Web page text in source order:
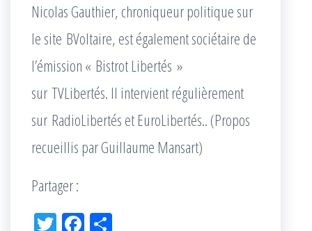
Nicolas Gauthier, chroniqueur politique sur
le site BVoltaire, est également sociétaire de
l’émission « Bistrot Libertés »
sur TVLibertés. Il intervient régulièrement
sur RadioLibertés et EuroLibertés.. (Propos
recueillis par Guillaume Mansart)
Partager :
Tw Fac